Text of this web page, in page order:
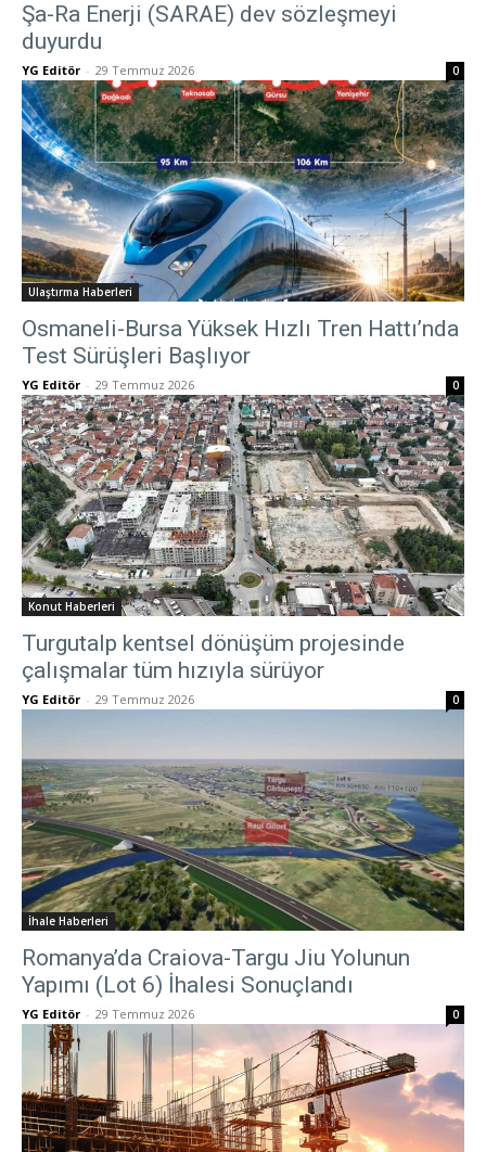
Şa-Ra Enerji (SARAE) dev sözleşmeyi
duyurdu
YG Editör - 29 Temmuz 2026 0
Ulaştırma Haberleri
Osmaneli-Bursa Yüksek Hızlı Tren Hattı’nda
Test Sürüşleri Başlıyor
YG Editör - 29 Temmuz 2026 0
Konut Haberleri
Turgutalp kentsel dönüşüm projesinde
çalışmalar tüm hızıyla sürüyor
YG Editör - 29 Temmuz 2026 0
İhale Haberleri
Romanya’da Craiova-Targu Jiu Yolunun
Yapımı (Lot 6) İhalesi Sonuçlandı
YG Editör - 29 Temmuz 2026 0